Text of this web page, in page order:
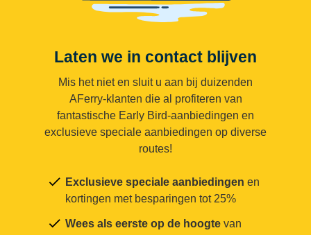
Laten we in contact blijven
Mis het niet en sluit u aan bij duizenden
AFerry-klanten die al profiteren van
fantastische Early Bird-aanbiedingen en
exclusieve speciale aanbiedingen op diverse
routes!
Exclusieve speciale aanbiedingen en
kortingen met besparingen tot 25%
Wees als eerste op de hoogte van